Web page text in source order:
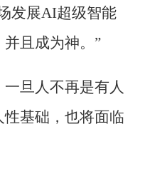
发展AI超级智能
且成为神。”
旦人不再是有人
基础，也将面临